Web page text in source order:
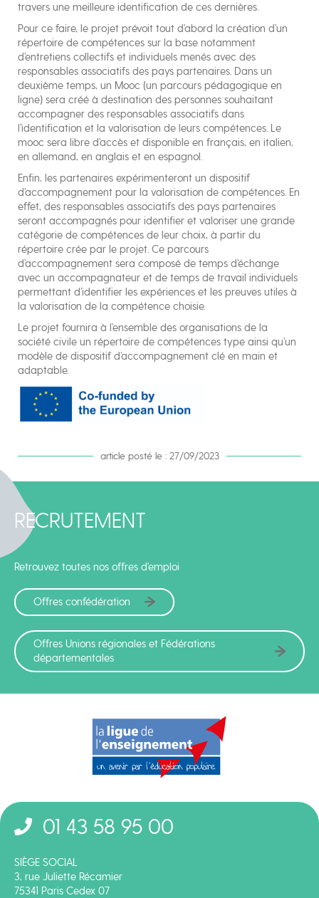
travers une meilleure identification de ces dernières.
Pour ce faire, le projet prévoit tout d’abord la création d’un
répertoire de compétences sur la base notamment
d’entretiens collectifs et individuels menés avec des
responsables associatifs des pays partenaires. Dans un
deuxième temps, un Mooc (un parcours pédagogique en
ligne) sera créé à destination des personnes souhaitant
accompagner des responsables associatifs dans
l’identification et la valorisation de leurs compétences. Le
mooc sera libre d’accès et disponible en français, en italien,
en allemand, en anglais et en espagnol.
Enfin, les partenaires expérimenteront un dispositif
d’accompagnement pour la valorisation de compétences. En
effet, des responsables associatifs des pays partenaires
seront accompagnés pour identifier et valoriser une grande
catégorie de compétences de leur choix, à partir du
répertoire crée par le projet. Ce parcours
d’accompagnement sera composé de temps d’échange
avec un accompagnateur et de temps de travail individuels
permettant d’identifier les expériences et les preuves utiles à
la valorisation de la compétence choisie.
Le projet fournira à l’ensemble des organisations de la
société civile un répertoire de compétences type ainsi qu’un
modèle de dispositif d’accompagnement clé en main et
adaptable.
article posté le : 27/09/2023
01 43 58 95 00
SIÈGE SOCIAL
3, rue Juliette Récamier
75341 Paris Cedex 07
RECRUTEMENT
Retrouvez toutes nos offres d'emploi
Offres confédération
Offres Unions régionales et Fédérations
départementales